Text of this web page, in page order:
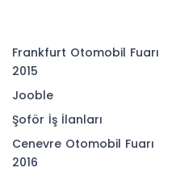
Frankfurt Otomobil Fuarı
2015
Jooble
Şoför İş İlanları
Cenevre Otomobil Fuarı
2016